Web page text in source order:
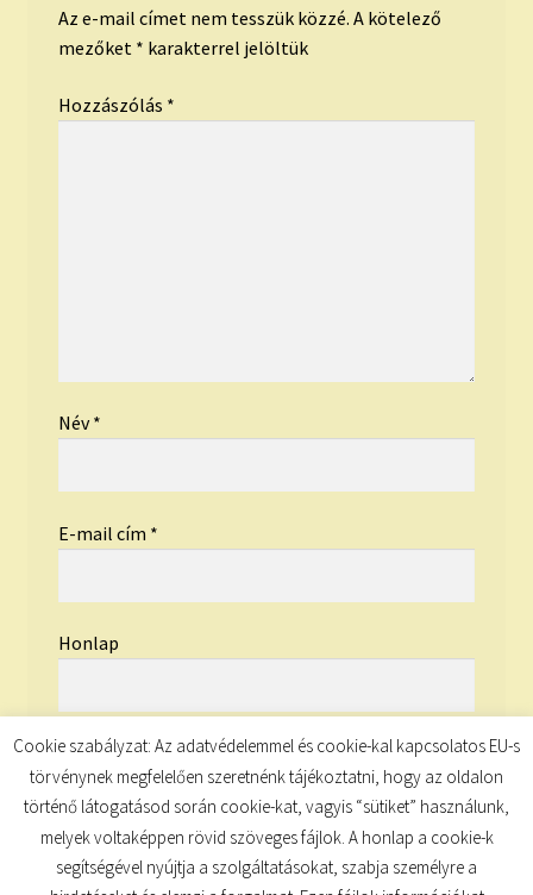
Az e-mail címet nem tesszük közzé. A kötelező
mezőket * karakterrel jelöltük
Hozzászólás *
Név*
E-mail cím *
Honlap
Cookie szabályzat: Az adatvédelemmel és cookie-kal kapcsolatos EU-s
törvénynek megfelelően szeretnénk tájékoztatni, hogy az oldalon
történő látogatásod során cookie-kat, vagyis “sütiket” használunk,
melyek voltaképpen rövid szöveges fájlok. A honlap a cookie-k
segítségével nyújtja a szolgáltatásokat, szabja személyre a